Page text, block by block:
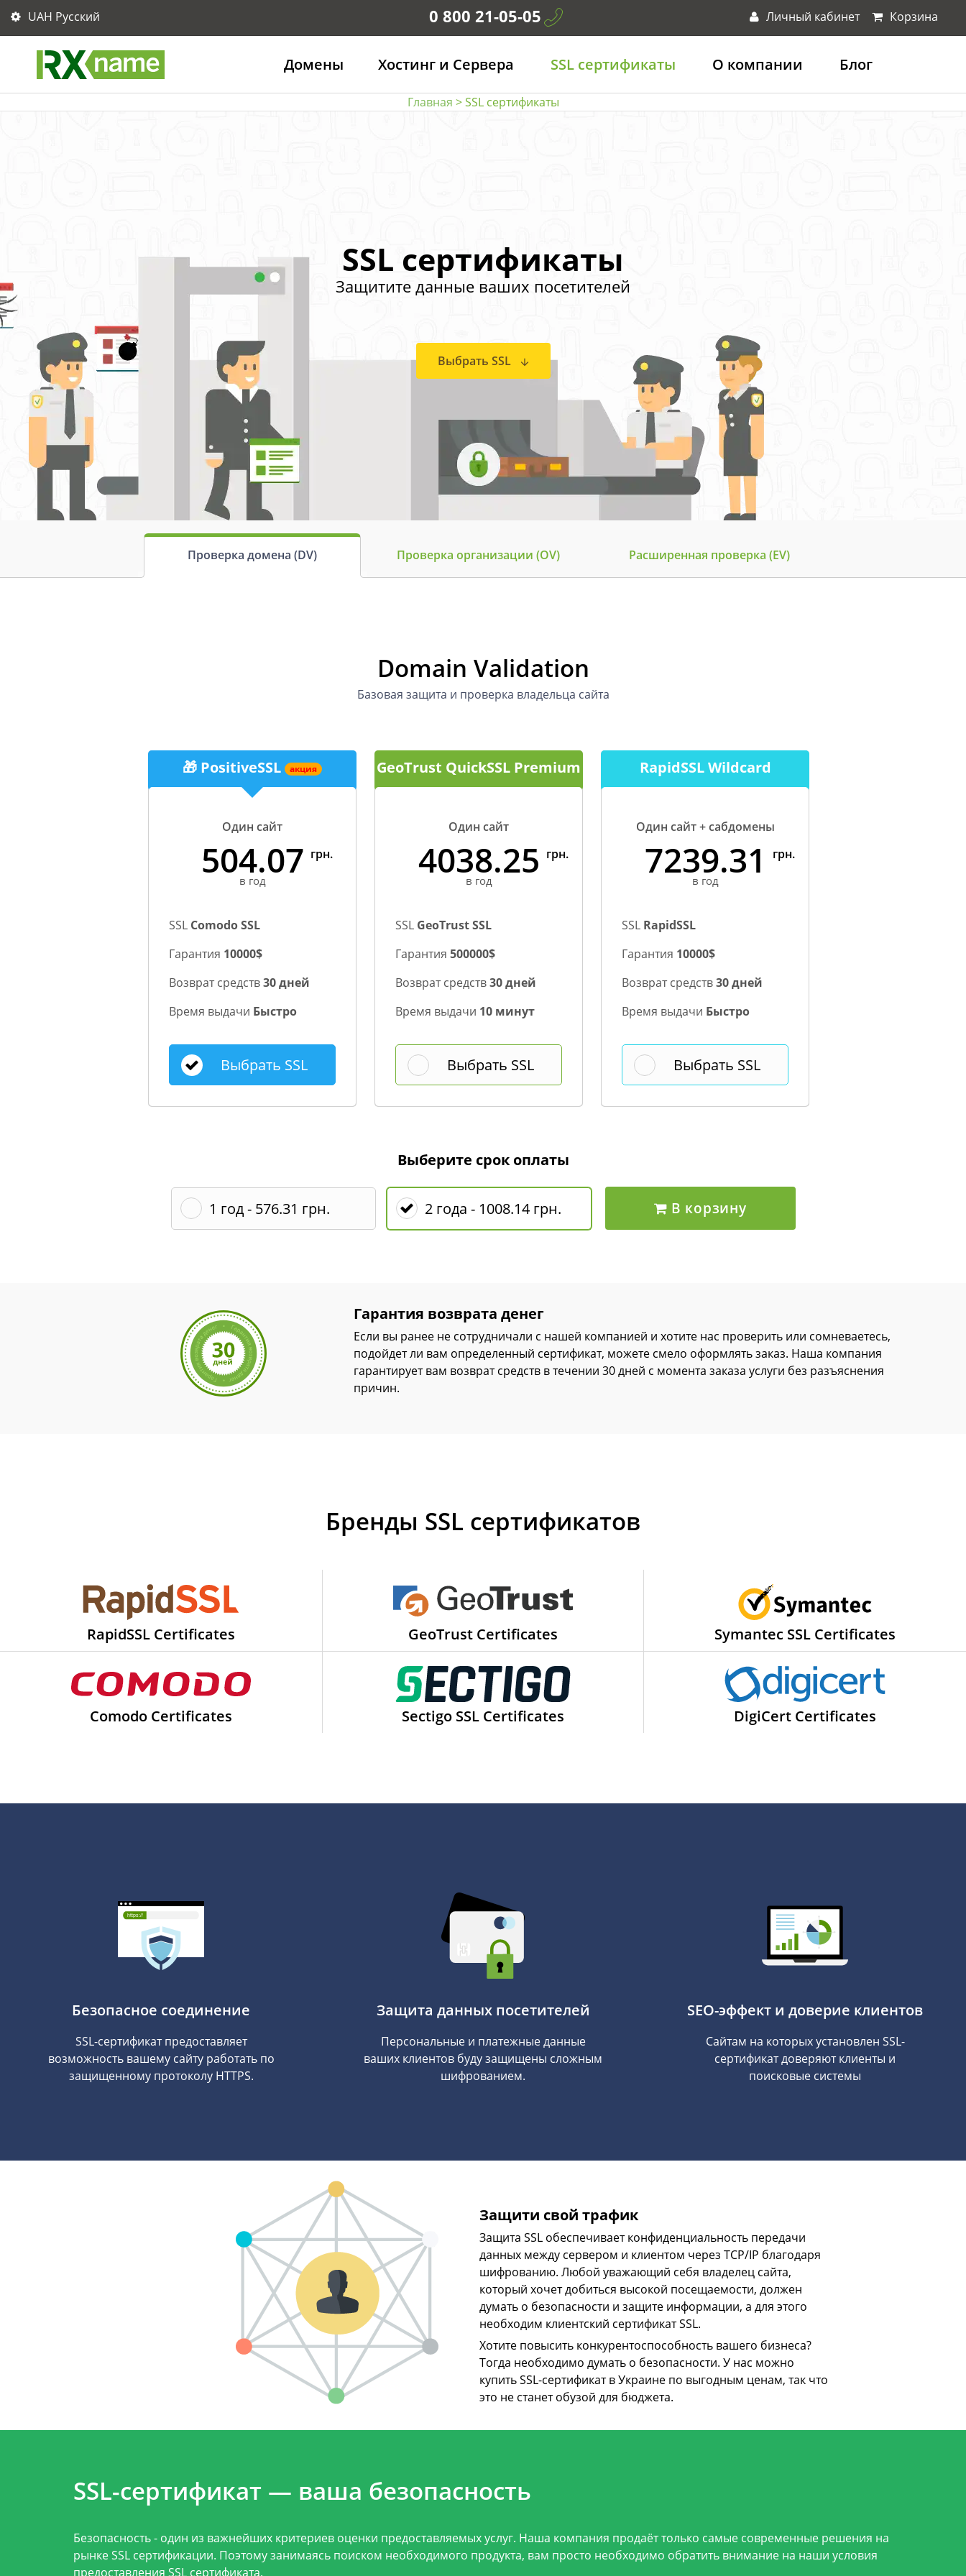
UAH Русский 0 800 21-05-05 Личный кабинет Корзина
Домены Хостинг и Сервера SSL сертификаты О компании Блог
Главная > SSL сертификаты
SSL сертификаты
Защитите данные ваших посетителей
Выбрать SSL
Проверка домена (DV) Проверка организации (OV) Расширенная проверка (EV)
Domain Validation
Базовая защита и проверка владельца сайта
🎁 PositiveSSL акция
Один сайт
504.07 грн.
в год
SSL Comodo SSL
Гарантия 10000$
Возврат средств30 дней
Время выдачи Быстро
Выбрать SSL
GeoTrust QuickSSL Premium
Один сайт
4038.25 грн.
в год
SSL GeoTrust SSL
Гарантия 500000$
Возврат средств30 дней
Время выдачи 10 минут
Выбрать SSL
RapidSSL Wildcard
Один сайт + сабдомены
7239.31 грн.
в год
SSL RapidSSL
Гарантия 10000$
Возврат средств30 дней
Время выдачи Быстро
Выбрать SSL
Выберите срок оплаты
1 год - 576.31 грн. 2 года - 1008.14 грн. В корзину
Гарантия возврата денег
Если вы ранее не сотрудничали с нашей компанией и хотите нас проверить или сомневаетесь,
подойдет ли вам определенный сертификат, можете смело оформлять заказ. Наша компания
гарантирует вам возврат средств в течении 30 дней с момента заказа услуги без разъяснения
причин.
Бренды SSL сертификатов
RapidSSL Certificates GeoTrust Certificates Symantec SSL Certificates
Comodo Certificates Sectigo SSL Certificates DigiCert Certificates
Безопасное соединение
SSL-сертификат предоставляет
возможность вашему сайту работать по
защищенному протоколу HTTPS.
Защита данных посетителей
Персональные и платежные данные
ваших клиентов буду защищены сложным
шифрованием.
SEO-эффект и доверие клиентов
Сайтам на которых установлен SSL-
сертификат доверяют клиенты и
поисковые системы
Защити свой трафик
Защита SSL обеспечивает конфиденциальность передачи
данных между сервером и клиентом через TCP/IP благодаря
шифрованию. Любой уважающий себя владелец сайта,
который хочет добиться высокой посещаемости, должен
думать о безопасности и защите информации, а для этого
необходим клиентский сертификат SSL.
Хотите повысить конкурентоспособность вашего бизнеса?
Тогда необходимо думать о безопасности. У нас можно
купить SSL-сертификат в Украине по выгодным ценам, так что
это не станет обузой для бюджета.
SSL-сертификат — ваша безопасность
Безопасность - один из важнейших критериев оценки предоставляемых услуг. Наша компания продаёт только самые современные решения на
рынке SSL сертификации. Поэтому занимаясь поиском необходимого продукта, вам просто необходимо обратить внимание на наши условия
предоставления SSL сертификата.